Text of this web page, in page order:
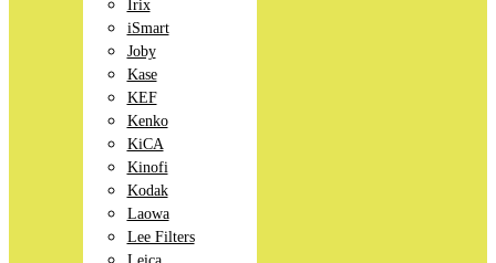
Irix
iSmart
Joby
Kase
KEF
Kenko
KiCA
Kinofi
Kodak
Laowa
Lee Filters